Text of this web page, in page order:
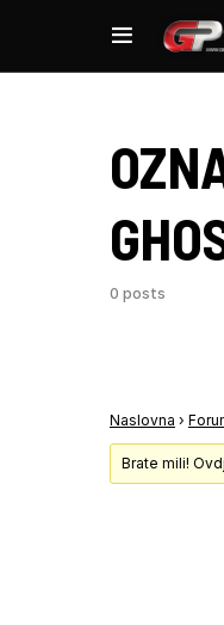
0 posts
Naslovna ›
Brate mili!